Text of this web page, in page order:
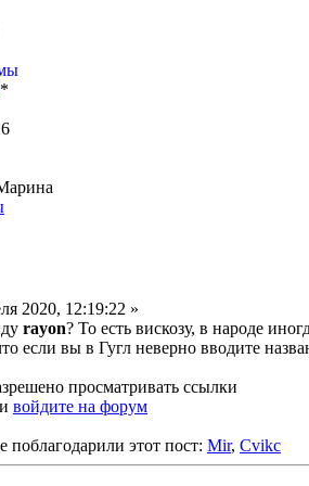
2020, 12:19:22 »
rayon? То есть вискозу, в народе
если вы в Гугл неверно вводите
просматривать ссылки
войдите на форум
поблагодарили этот пост: Mir, Cvikc